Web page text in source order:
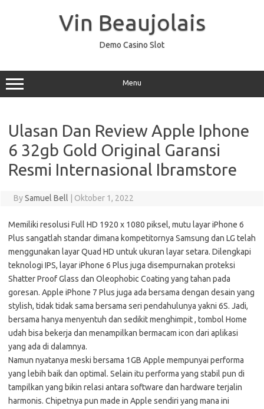
Vin Beaujolais
Demo Casino Slot
Menu
Ulasan Dan Review Apple Iphone
6 32gb Gold Original Garansi
Resmi Internasional Ibramstore
BySamuel Bell Oktober 1, 2022
Memiliki resolusi Full HD 1920 x 1080 piksel, mutu layar iPhone 6
Plus sangatlah standar dimana kompetitornya Samsung dan LG telah
menggunakan layar Quad HD untuk ukuran layar setara. Dilengkapi
teknologi IPS, layar iPhone 6 Plus juga disempurnakan proteksi
Shatter Proof Glass dan Oleophobic Coating yang tahan pada
goresan. Apple iPhone 7 Plus juga ada bersama dengan desain yang
stylish, tidak tidak sama bersama seri pendahulunya yakni 6S. Jadi,
bersama hanya menyentuh dan sedikit menghimpit , tombol Home
udah bisa bekerja dan menampilkan bermacam icon dari aplikasi
yang ada di dalamnya.
Namun nyatanya meski bersama 1GB Apple mempunyai performa
yang lebih baik dan optimal. Selain itu performa yang stabil pun di
tampilkan yang bikin relasi antara software dan hardware terjalin
harmonis. Chipetnya pun made in Apple sendiri yang mana ini